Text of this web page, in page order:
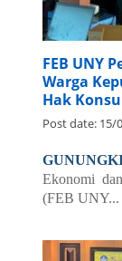
FEB UNY
Warga
Hak
Post date: 15/
Ekonomi
(FEB UNY...